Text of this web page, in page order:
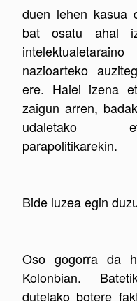
duen lehen kasua
bat osatu ahal
nazioarteko
ere. Haiei izena
zaigun arren,
udaletako
parapolitikarekin.
Bide luzea egin
Oso gogorra da
Kolonbian.
dutelako botere